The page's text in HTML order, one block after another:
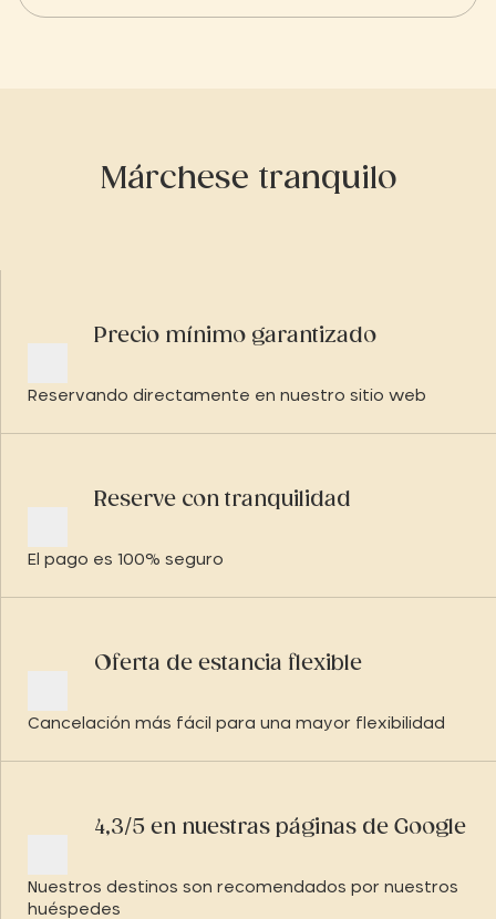
Márchese tranquilo
Precio mínimo garantizado
Reservando directamente en nuestro sitio web
Reserve con tranquilidad
El pago es 100% seguro
Oferta de estancia flexible
Cancelación más fácil para una mayor flexibilidad
4,3/5 en nuestras páginas de Google
Nuestros destinos son recomendados por nuestros
huéspedes